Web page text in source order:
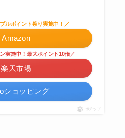
ルポイント祭り実施中！／
Amazon
実施中！最大ポイント10倍／
楽天市場
ショッピング
ポチップ